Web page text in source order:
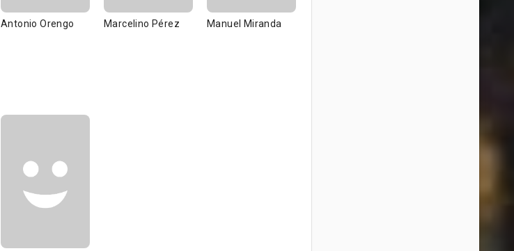
Antonio Orengo Marcelino Pérez Manuel Miranda